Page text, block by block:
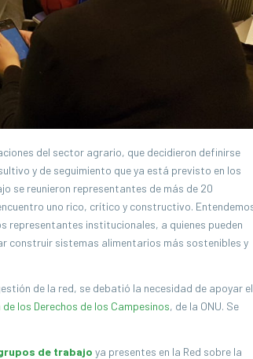
del sector agrario, que decidieron definirse
y de seguimiento que ya está previsto en los
se reunieron representantes de más de 20
uno rico, crítico y constructivo.
representantes institucionales, a quienes pueden
construir sistemas alimentarios más sostenibles y
de la red, se debatió la necesidad de apoyar el
los Derechos de los Campesinos, de la ONU. Se
de trabajo ya presentes en la Red sobre la